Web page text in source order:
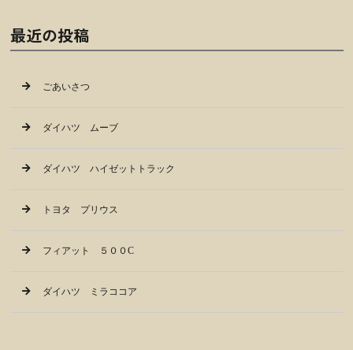
最近の投稿
ごあいさつ
ダイハツ ムーブ
ダイハツ ハイゼットトラック
トヨタ プリウス
フィアット ５００C
ダイハツ ミラココア